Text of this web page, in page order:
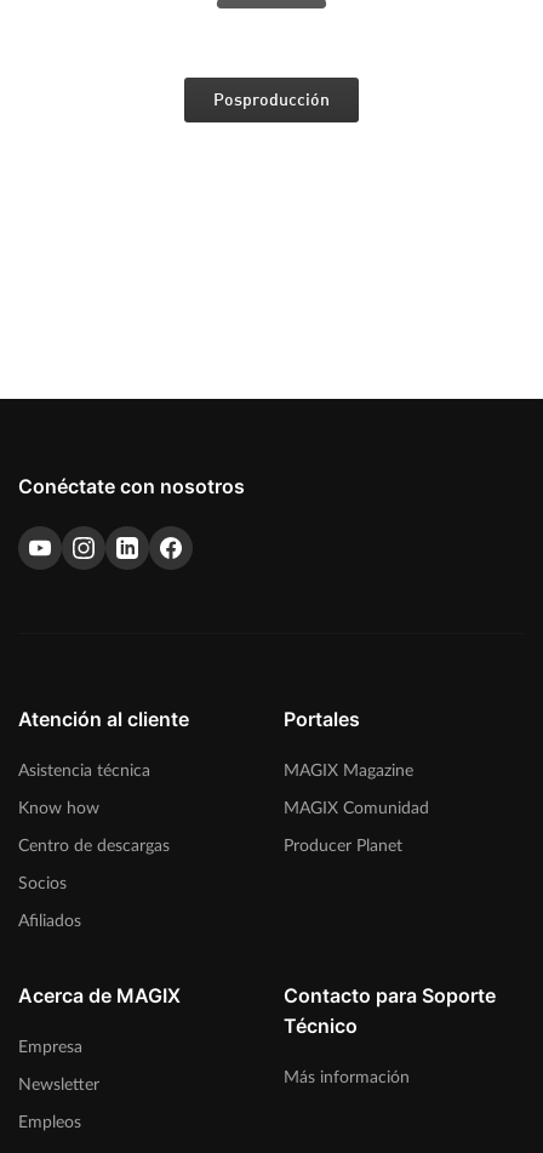
Posproducción
Conéctate con nosotros
Atención al cliente
Asistencia técnica
Know how
Centro de descargas
Socios
Afiliados
Portales
MAGIX Magazine
MAGIX Comunidad
Producer Planet
Acerca de MAGIX
Empresa
Newsletter
Empleos
Contacto para Soporte
Técnico
Más información